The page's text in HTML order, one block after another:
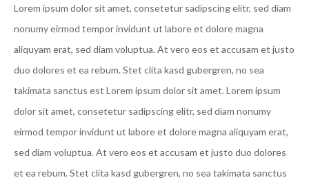
Lorem ipsum dolor sit amet, consetetur sadipscing elitr, sed diam
nonumy eirmod tempor invidunt ut labore et dolore magna
aliquyam erat, sed diam voluptua. At vero eos et accusam et justo
duo dolores et ea rebum. Stet clita kasd gubergren, no sea
takimata sanctus est Lorem ipsum dolor sit amet. Lorem ipsum
dolor sit amet, consetetur sadipscing elitr, sed diam nonumy
eirmod tempor invidunt ut labore et dolore magna aliquyam erat,
sed diam voluptua. At vero eos et accusam et justo duo dolores
et ea rebum. Stet clita kasd gubergren, no sea takimata sanctus